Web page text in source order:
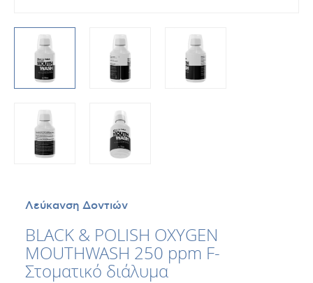
Λεύκανση Δοντιών
BLACK & POLISH OXYGEN
MOUTHWASH 250 ppm F-
Στοματικό διάλυμα